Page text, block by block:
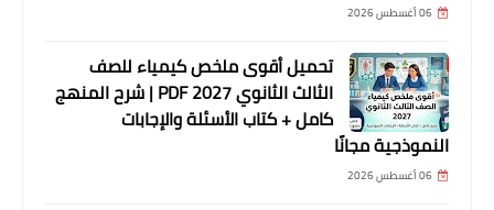
06 أغسطس 2026
تحميل أقوى ملخص كيمياء للصف
الثالث الثانوي 2027 PDF | شرح المنهج
كامل + كتاب الأسئلة والإجابات
النموذجية مجانًا
06 أغسطس 2026